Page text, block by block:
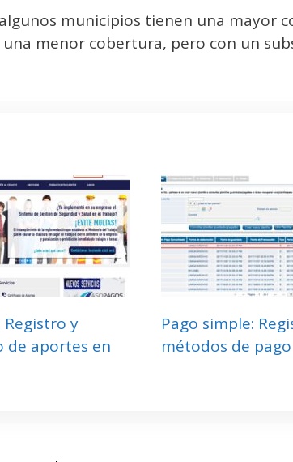
municipios tienen una mayor
menor cobertura, pero con un
Registro y
de aportes en
Pago simple:
métodos de pago